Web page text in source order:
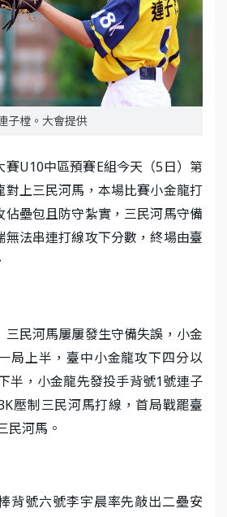
子樘。大會提供
U10中區預賽E組今天（5日）第
對上三民河馬，本場比賽小金龍打
佔壘包且防守紮實，三民河馬守備
無法串連打線攻下分數，終場由臺
三民河馬屢屢發生守備失誤，小金
局上半，臺中小金龍攻下四分以
半，小金龍先發投手背號1號連子
壓制三民河馬打線，首局戰罷臺
民河馬。
背號六號李宇晨率先敲出二壘安